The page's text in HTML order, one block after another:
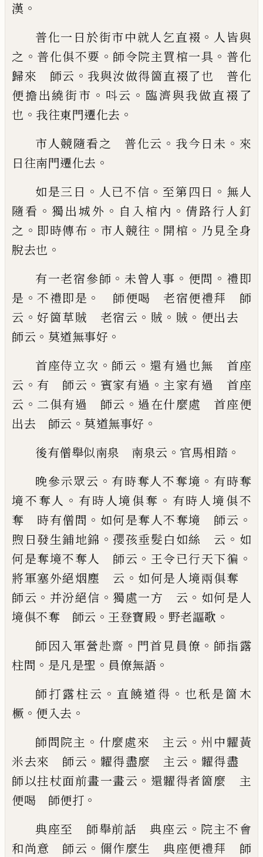
漢 。
普化一日於街市中就人乞直裰 。 人皆與
之 。 普化俱不要 。 師令院主買棺一具 。 普化
歸來 師云 。 我與汝做得箇直裰了也 普化
便擔出繞街市 。 呌云 。 臨濟與我做直裰了
也 。 我往東門遷化去 。
市人競隨看之 普化云 。 我今日未 。 來
日往南門遷化去 。
如是三日 。 人已不信 。 至第四日 。 無人
隨看 。獨出城外 。 自入棺內 。 倩路行人釘
之 。 即時傳布 。 市人競往 。 開棺 。 乃見全身
脫去也 。
有一老宿參師 。 未曾人事 。 便問 。 禮即
是 。不禮即是 。
師便喝 老宿便禮拜 師
云 。好箇草賊 老宿云 。 賊 。 賊 。 便出去
師云 。 莫道無事好 。
首座侍立次 。 師云 。 還有過也無 首座
云 。 有 師云 。 賓家有過 。 主家有過 首座
云 。 二俱有過 師云 。 過在什麼處 首座便
出去 師云 。 莫道無事好 。
後有僧舉似南泉 南泉云 。 官馬相踏 。
晚參示眾云 。 有時奪人不奪境 。 有時奪
境不奪人 。 有時人境俱奪 。 有時人境俱不
奪 時有僧問 。 如何是奪人不奪境 師云 。
煦日發生鋪地錦 。 孾孩垂髮白如絲 云 。 如
何是奪境不奪人 師云 。 王令已行天下徧 。
將軍塞外絕烟塵 云 。 如何是人境兩俱奪
師云 。 并汾絕信 。獨處一方 云 。 如何是人
境俱不奪 師云 。 王登寶殿 。 野老謳歌 。
師因入軍營赴齋 。 門首見員僚 。 師指露
柱問 。 是凡是聖 。 員僚無語 。
師打露柱云 。 直饒道得 。 也秖是箇木
橛 。 便入去 。
師問院主 。 什麼處來 主云 。 州中糶黃
米去來 師云 。 糶得盡麼 主云 。 糶得盡
師以拄杖面前畫一畫云 。 還糶得者箇麼 主
便喝 師便打 。
典座至 師舉前話 典座云 。 院主不會
和尚意 師云 。 儞作麼生 典座便禮拜 師